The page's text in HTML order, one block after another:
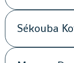
Sékouba